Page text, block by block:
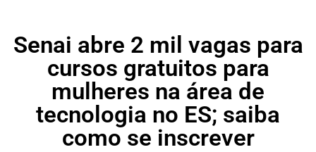
Senai abre 2 mil vagas para
cursos gratuitos para
mulheres na área de
tecnologia no ES; saiba
como se inscrever